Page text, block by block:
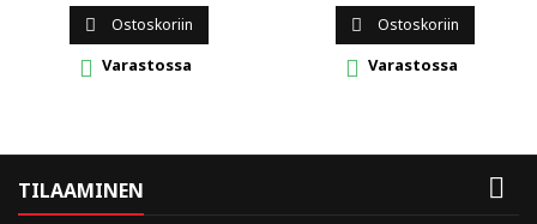
 Ostoskoriin
 Varastossa
 Ostoskoriin
 Varastossa
TILAAMINEN 